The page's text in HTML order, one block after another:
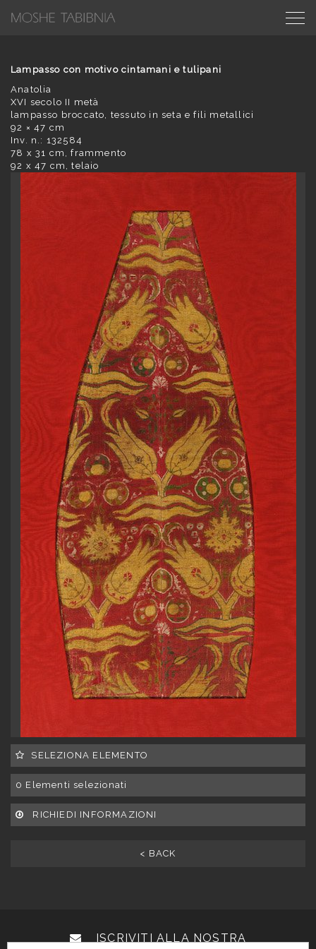
Lampasso con motivo cintamani e tulipani
Anatolia
XVI secolo II metà
lampasso broccato, tessuto in seta e fili metallici
92 × 47 cm
Inv. n.: 132584
78 x 31 cm, frammento
92 x 47 cm, telaio
SELEZIONA ELEMENTO
0 Elementi selezionati
RICHIEDI INFORMAZIONI
< BACK
ISCRIVITI ALLA NOSTRA